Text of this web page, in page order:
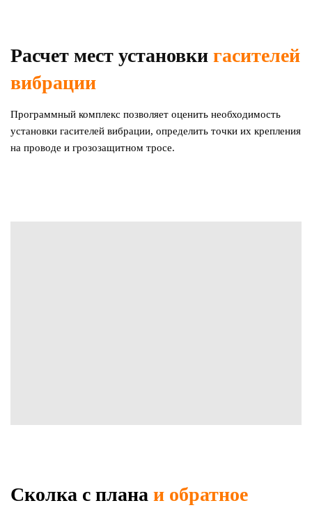
Расчет мест установки гасителей
вибрации
Программный комплекс позволяет оценить необходимость
установки гасителей вибрации, определить точки их крепления
на проводе и грозозащитном тросе.
Сколка с плана и обратное